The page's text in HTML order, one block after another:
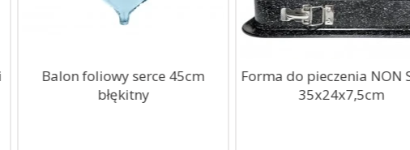
Balon foliowy serce 45cm
błękitny
Forma do pieczenia NON
35x24x7,5cm